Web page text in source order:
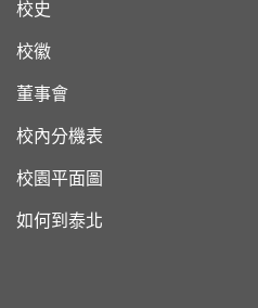
校史
校徽
董事會
校內分機表
校園平面圖
如何到泰北